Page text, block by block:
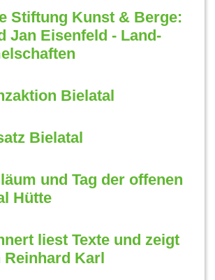
Stiftung Kunst & Berge:
Jan Eisenfeld - Land-
Bielatal
Bielatal
und Tag der offenen
Hütte
liest Texte und zeigt
Karl